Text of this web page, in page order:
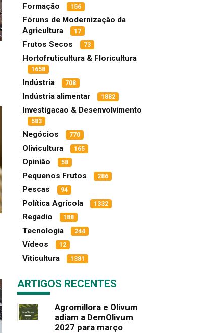
Formação 156
Fóruns de Modernização da
Agricultura
17
Frutos Secos 73
Hortofruticultura & Floricultura
1658
Indústria 708
Indústria alimentar 1882
Investigacao & Desenvolvimento
583
Negócios 770
Olivicultura 165
Opinião 58
Pequenos Frutos 286
Pescas 94
Política Agrícola 1332
Regadio 188
Tecnologia 244
Vídeos 12
Viticultura 1381
ARTIGOS RECENTES
Agromillora e Olivum
adiam a DemOlivum
2027 para março